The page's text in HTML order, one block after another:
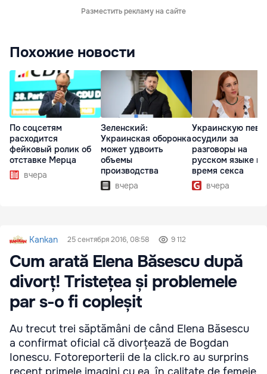
Разместить рекламу на сайте
Похожие новости
По соцсетям
расходится
фейковый ролик об
отставке Мерца
вчера
Зеленский:
Украинская оборонка
может удвоить
объемы
производства
вчера
Украинскую
осудили за
разговоры на
русском языке во
время секса
вчера
Kankan 25 сентября 2016, 08:58 9 112
Cum arată Elena Băsescu după
divorț! Tristețea și problemele
par s-o fi copleșit
Au trecut trei săptămâni de când Elena Băsescu
a confirmat oficial că divorțează de Bogdan
Ionescu. Fotoreporterii de la click.ro au surprins